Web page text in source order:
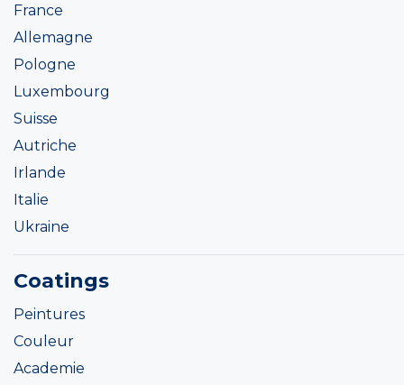
France
Allemagne
Pologne
Luxembourg
Suisse
Autriche
Irlande
Italie
Ukraine
Coatings
Peintures
Couleur
Academie